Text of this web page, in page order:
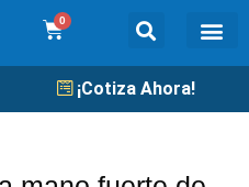
0
Cart
¡Cotiza Ahora!